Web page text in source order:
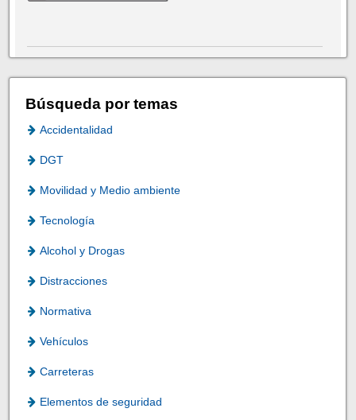
Búsqueda por temas
Accidentalidad
DGT
Movilidad y Medio ambiente
Tecnología
Alcohol y Drogas
Distracciones
Normativa
Vehículos
Carreteras
Elementos de seguridad